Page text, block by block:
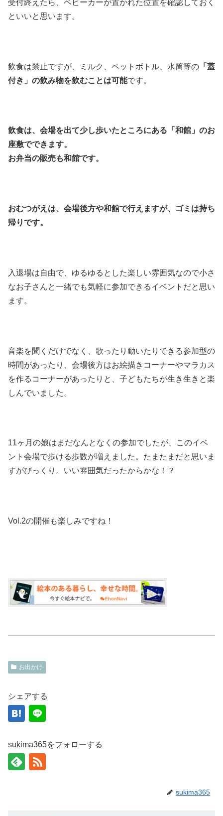
受付終えたら、ベビーカーが置かれた位置を確認しておく
といいと思います。
飲食は禁止ですが、ミルク、ペットボトル、水筒等の 「蓋
付き」の飲み物を飲むことは可能です。
飲食は、会場を出て少し歩いたところにある「和館」のお
座敷でできます。
お弁当の販売も和館です。
おむつがえは、会場後方や和館で行えますが、ゴミは持ち
帰りです。
入退場は自由で、ゆるゆるとした楽しい雰囲気なので小さ
なお子さんと一緒でも気軽に参加できるイベントだと思い
ます。
音楽を聞くだけでなく、歌ったり動いたりできる参加型の
時間があったり、会場後方はお絵描きコーナーやマラカス
を作るコーナーがあったりと、子どもたちが生き生きと楽
しんでいました。
11ヶ月の娘はまだなんとなくの参加でしたが、このイベ
ント会場で歩ける歩数が増えました。たまたまだと思いま
すがびっくり。いい雰囲気だったからかな！？
Vol.2の開催も楽しみですね！
お出かけ
シェアする
sukima365をフォローする
sukima365